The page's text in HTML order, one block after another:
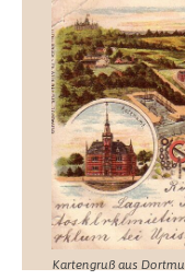
Kartengruß aus